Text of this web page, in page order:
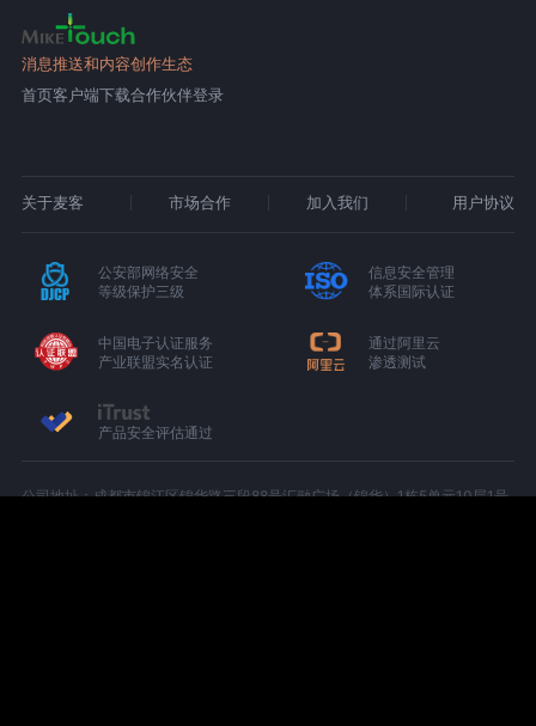
消息推送和内容创作生态
首页客户端下载合作伙伴登录
关于麦客 市场合作 加入我们 用户协议
公安部网络安全
等级保护三级
信息安全管理
体系国际认证
中国电子认证服务
产业联盟实名认证
通过阿里云
渗透测试
产品安全评估通过
公司地址：成都市锦江区锦华路三段88号汇融广场（锦华）1栋5单元10层1号